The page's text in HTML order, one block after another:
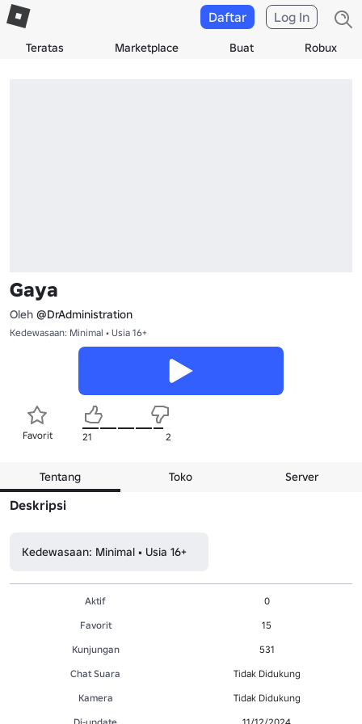
Teratas Marketplace Buat Robux
Daftar Log In
Gaya
Oleh @DrAdministration
Kedewasaan: Minimal • Usia 16+
Favorit 21 2
Tentang Toko Server
Deskripsi
Kedewasaan: Minimal • Usia 16+
Aktif
0
Favorit
15
Kunjungan
531
Chat Suara
Tidak Didukung
Kamera
Tidak Didukung
Di-update
11/12/2024